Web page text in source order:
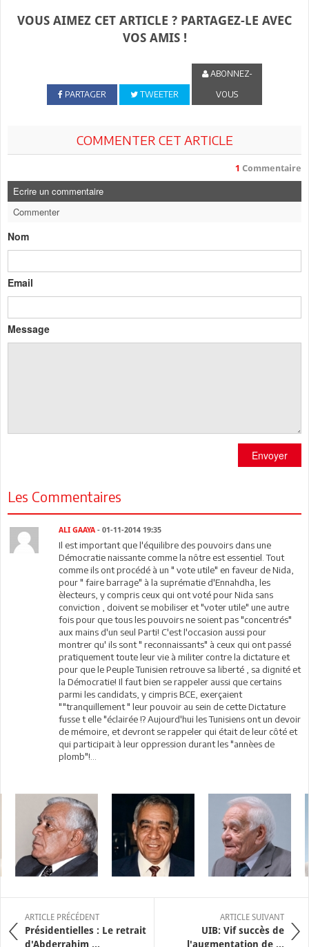
VOUS AIMEZ CET ARTICLE ? PARTAGEZ-LE AVEC
VOS AMIS !
PARTAGER TWEETER
ABONNEZ-
VOUS
COMMENTER CET ARTICLE
1 Commentaire
Ecrire un commentaire
Commenter
Nom
Email
Message
Envoyer
Les Commentaires
ALI GAAYA - 01-11-2014 19:35
Il est important que l'équilibre des pouvoirs dans une
Démocratie naissante comme la nôtre est essentiel. Tout
comme ils ont procédé à un " vote utile" en faveur de Nida,
pour " faire barrage" à la suprématie d'Ennahdha, les
èlecteurs, y compris ceux qui ont voté pour Nida sans
conviction , doivent se mobiliser et "voter utile" une autre
fois pour que tous les pouvoirs ne soient pas "concentrés"
aux mains d'un seul Parti! C'est l'occasion aussi pour
montrer qu' ils sont " reconnaissants" à ceux qui ont passé
pratiquement toute leur vie à militer contre la dictature et
pour que le Peuple Tunisien retrouve sa liberté , sa dignité et
la Démocratie! Il faut bien se rappeler aussi que certains
parmi les candidats, y cimpris BCE, exerçaient
""tranquillement " leur pouvoir au sein de cette Dictature
fusse t elle "éclairée !? Aujourd'hui les Tunisiens ont un devoir
de mémoire, et devront se rappeler qui était de leur côté et
qui participait à leur oppression durant les "annèes de
plomb"!...
ARTICLE PRÉCÉDENT
Présidentielles : Le retrait
d'Abderrahim ...
ARTICLE SUIVANT
UIB: Vif succès de
l'augmentation de ...